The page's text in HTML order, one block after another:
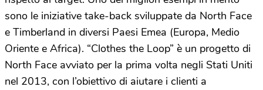
sono le iniziative take-back sviluppate da North Face
e Timberland in diversi Paesi Emea (Europa, Medio
Oriente e Africa). “Clothes the Loop” è un progetto di
North Face avviato per la prima volta negli Stati Uniti
nel 2013, con l’obiettivo di aiutare i clienti a